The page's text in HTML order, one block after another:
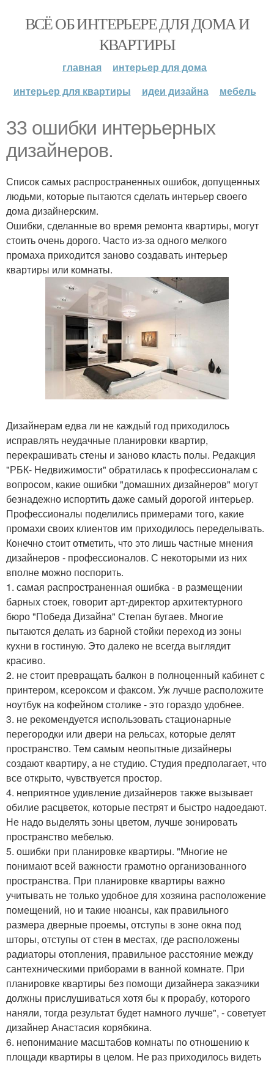
ВСЁ ОБ ИНТЕРЬЕРЕ ДЛЯ ДОМА И
КВАРТИРЫ
главная
интерьер для дома
интерьер для квартиры
идеи дизайна мебель
33 ошибки интерьерных
дизайнеров.
Список самых распространенных ошибок, допущенных
людьми, которые пытаются сделать интерьер своего
дома дизайнерским.
Ошибки, сделанные во время ремонта квартиры, могут
стоить очень дорого. Часто из-за одного мелкого
промаха приходится заново создавать интерьер
квартиры или комнаты.
Дизайнерам едва ли не каждый год приходилось
исправлять неудачные планировки квартир,
перекрашивать стены и заново класть полы. Редакция
"РБК- Недвижимости" обратилась к профессионалам с
вопросом, какие ошибки "домашних дизайнеров" могут
безнадежно испортить даже самый дорогой интерьер.
Профессионалы поделились примерами того, какие
промахи своих клиентов им приходилось переделывать.
Конечно стоит отметить, что это лишь частные мнения
дизайнеров - профессионалов. С некоторыми из них
вполне можно поспорить.
1. самая распространенная ошибка - в размещении
барных стоек, говорит арт-директор архитектурного
бюро "Победа Дизайна" Степан бугаев. Многие
пытаются делать из барной стойки переход из зоны
кухни в гостиную. Это далеко не всегда выглядит
красиво.
2. не стоит превращать балкон в полноценный кабинет с
принтером, ксероксом и факсом. Уж лучше расположите
ноутбук на кофейном столике - это гораздо удобнее.
3. не рекомендуется использовать стационарные
перегородки или двери на рельсах, которые делят
пространство. Тем самым неопытные дизайнеры
создают квартиру, а не студию. Студия предполагает, что
все открыто, чувствуется простор.
4. неприятное удивление дизайнеров также вызывает
обилие расцветок, которые пестрят и быстро надоедают.
Не надо выделять зоны цветом, лучше зонировать
пространство мебелью.
5. ошибки при планировке квартиры. "Многие не
понимают всей важности грамотно организованного
пространства. При планировке квартиры важно
учитывать не только удобное для хозяина расположение
помещений, но и такие нюансы, как правильного
размера дверные проемы, отступы в зоне окна под
шторы, отступы от стен в местах, где расположены
радиаторы отопления, правильное расстояние между
сантехническими приборами в ванной комнате. При
планировке квартиры без помощи дизайнера заказчики
должны прислушиваться хотя бы к прорабу, которого
наняли, тогда результат будет намного лучше", - советует
дизайнер Анастасия корябкина.
6. непонимание масштабов комнаты по отношению к
площади квартиры в целом. Не раз приходилось видеть